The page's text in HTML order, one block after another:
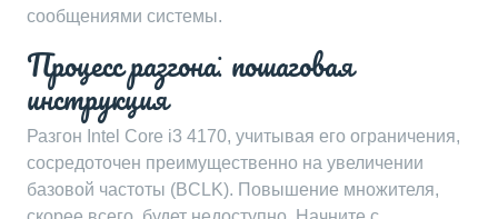
сообщениями системы.
Процесс разгона⁚ пошаговая
инструкция
Разгон Intel Core i3 4170, учитывая его ограничения,
сосредоточен преимущественно на увеличении
базовой частоты (BCLK). Повышение множителя,